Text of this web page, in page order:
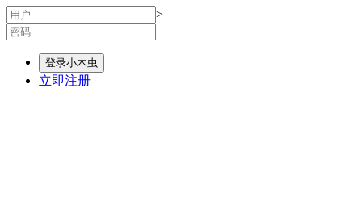
>
登录小木虫
立即注册